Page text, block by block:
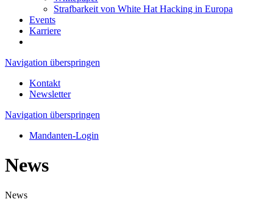
Strafbarkeit von White Hat Hacking in Europa
Events
Karriere
Navigation überspringen
Kontakt
Newsletter
Navigation überspringen
Mandanten-Login
News
News